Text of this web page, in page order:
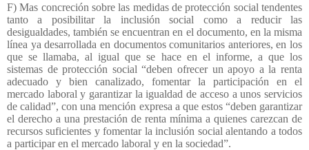
F) Mas concreción sobre las medidas de protección social tendentes
tanto a posibilitar la inclusión social como a reducir las
desigualdades, también se encuentran en el documento, en la misma
línea ya desarrollada en documentos comunitarios anteriores, en los
que se llamaba, al igual que se hace en el informe, a que los
sistemas de protección social “deben ofrecer un apoyo a la renta
adecuado y bien canalizado, fomentar la participación en el
mercado laboral y garantizar la igualdad de acceso a unos servicios
de calidad”, con una mención expresa a que estos “deben garantizar
el derecho a una prestación de renta mínima a quienes carezcan de
recursos suficientes y fomentar la inclusión social alentando a todos
a participar en el mercado laboral y en la sociedad”.